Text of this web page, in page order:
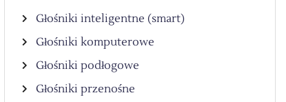
Głośniki inteligentne (smart)
Głośniki komputerowe
Głośniki podłogowe
Głośniki przenośne